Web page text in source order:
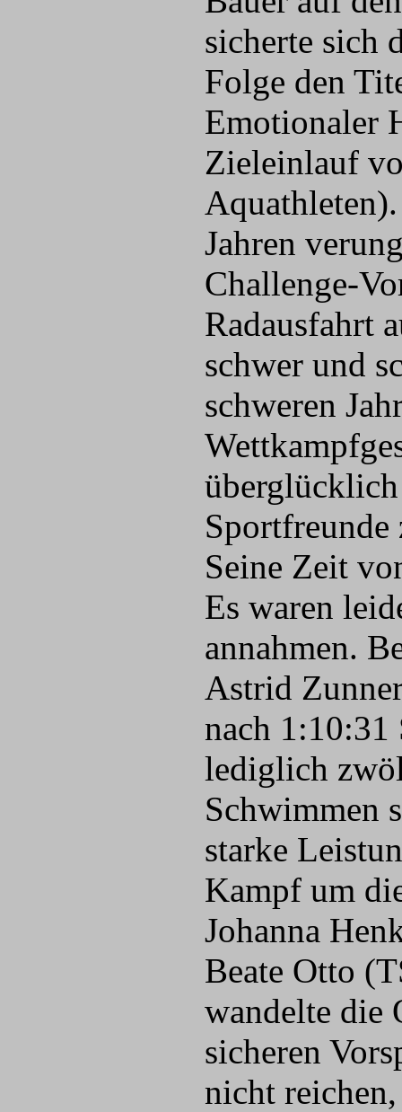
sicherte sich
Folge den
Emotionaler
Zieleinlauf
Jahren
Challenge-
Radausfahrt
schwer und
schweren
Sportfreunde
Seine Zeit
Es waren
annahmen.
Astrid
nach 1:10:31
lediglich
Schwimmen
starke
Kampf um
Johanna
Beate Otto
wandelte die
sicheren
nicht